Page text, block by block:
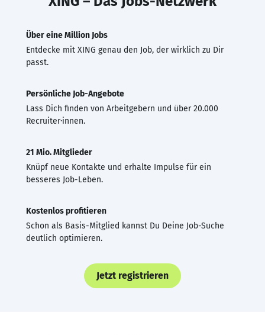
Über eine Million Jobs
Entdecke mit XING genau den Job, der wirklich zu Dir
passt.
Persönliche Job-Angebote
Lass Dich finden von Arbeitgebern und über 20.000
Recruiter·innen.
21 Mio. Mitglieder
Knüpf neue Kontakte und erhalte Impulse für ein
besseres Job-Leben.
Kostenlos profitieren
Schon als Basis-Mitglied kannst Du Deine Job-Suche
deutlich optimieren.
Jetzt registrieren